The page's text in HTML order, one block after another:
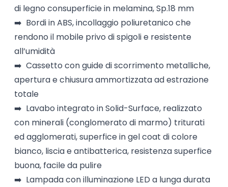
di legno consuperficie in melamina, Sp.18 mm
➡️ Bordi in ABS, incollaggio poliuretanico che
rendono il mobile privo di spigoli e resistente
all’umidità
➡️ Cassetto con guide di scorrimento metalliche,
apertura e chiusura ammortizzata ad estrazione
totale
➡️ Lavabo integrato in Solid-Surface, realizzato
con minerali (conglomerato di marmo) triturati
ed agglomerati, superfice in gel coat di colore
bianco, liscia e antibatterica, resistenza superfice
buona, facile da pulire
➡️ Lampada con illuminazione LED a lunga durata